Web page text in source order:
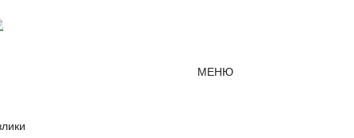
Мессенджер MAX
МЕНЮ